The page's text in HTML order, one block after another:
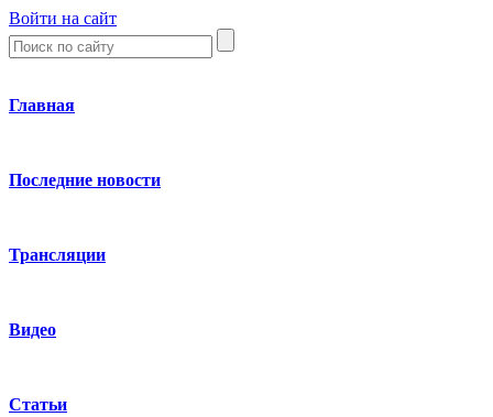
Войти на сайт
Главная
Последние новости
Трансляции
Видео
Статьи